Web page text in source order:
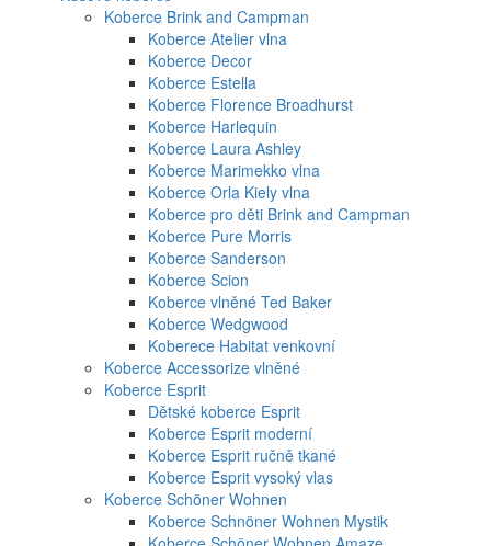
Koberce Brink and Campman
Koberce Atelier vlna
Koberce Decor
Koberce Estella
Koberce Florence Broadhurst
Koberce Harlequin
Koberce Laura Ashley
Koberce Marimekko vlna
Koberce Orla Kiely vlna
Koberce pro děti Brink and Campman
Koberce Pure Morris
Koberce Sanderson
Koberce Scion
Koberce vlněné Ted Baker
Koberce Wedgwood
Koberece Habitat venkovní
Koberce Accessorize vlněné
Koberce Esprit
Dětské koberce Esprit
Koberce Esprit moderní
Koberce Esprit ručně tkané
Koberce Esprit vysoký vlas
Koberce Schöner Wohnen
Koberce Schnöner Wohnen Mystik